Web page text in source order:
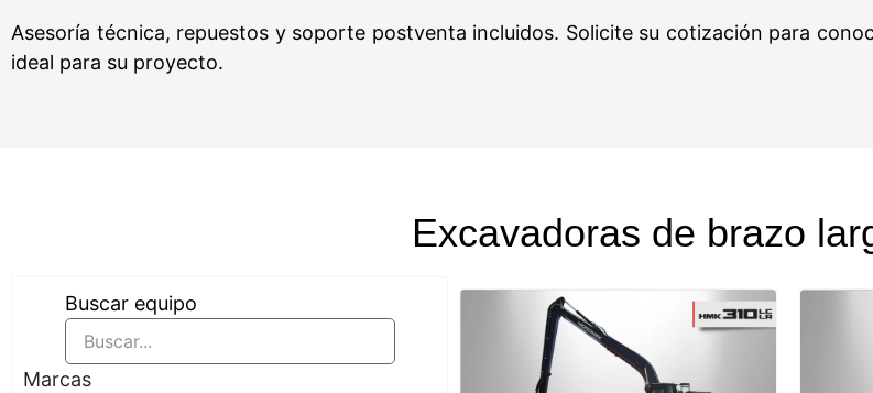
Asesoría técnica, repuestos y soporte postventa incluidos. Solicite su cotización para
ideal para su proyecto.
Excavadoras de brazo
Buscar equipo
Marcas